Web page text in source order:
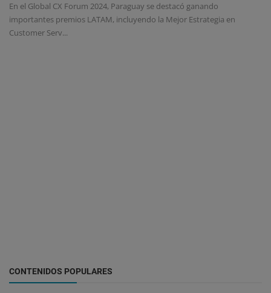
En el Global CX Forum 2024, Paraguay se destacó ganando
importantes premios LATAM, incluyendo la Mejor Estrategia en
Customer Serv...
CONTENIDOS POPULARES